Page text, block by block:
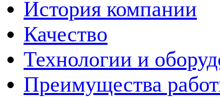
История компании
Качество
Технологии и
Преимущества